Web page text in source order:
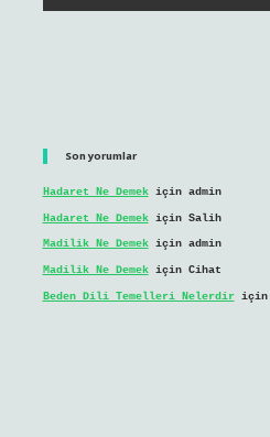
Son yorumlar
Hadaret Ne Demekiçin admin
Hadaret Ne Demekiçin Salih
Madilik Ne Demekiçin admin
Madilik Ne Demekiçin Cihat
Beden Dili Temelleri Nelerdiriçin